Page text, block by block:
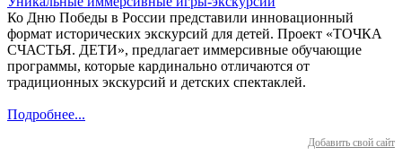
Ко Дню Победы в России представили инновационный
формат исторических экскурсий для детей. Проект «ТОЧКА
СЧАСТЬЯ. ДЕТИ», предлагает иммерсивные обучающие
программы, которые кардинально отличаются от
традиционных экскурсий и детских спектаклей.
Подробнее...
Добавить свой сайт